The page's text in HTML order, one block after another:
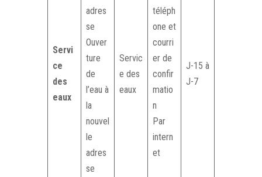
Servi
ce
des
eaux
adres
se
Ouver
ture
de
l’eau à
la
nouvel
le
adres
se
Servic
e des
eaux
téléph
one et
courri
er de
confir
matio
n
Par
intern
et
J-15 à
J-7